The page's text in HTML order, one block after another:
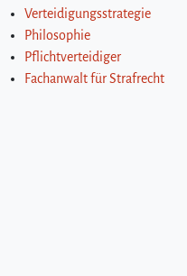
Verteidigungsstrategie
Philosophie
Pflichtverteidiger
Fachanwalt für Strafrecht